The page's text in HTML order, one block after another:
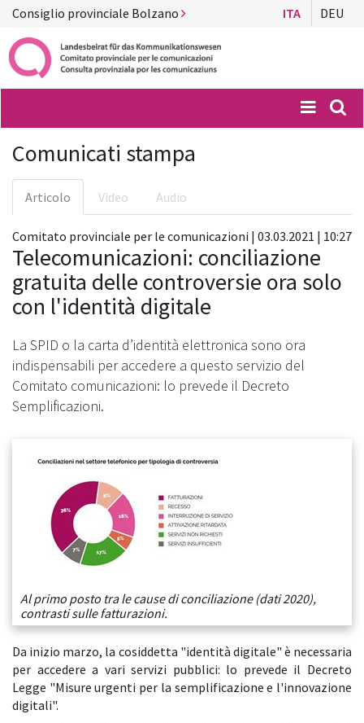
Consiglio provinciale Bolzano ITA DEU
Menü
Comunicati stampa
Articolo Video Audio
Comitato provinciale per le comunicazioni | 03.03.2021 | 10:27
Telecomunicazioni: conciliazione
gratuita delle controversie ora solo
con l'identità digitale
La SPID o la carta d’identità elettronica sono ora
indispensabili per accedere a questo servizio del
Comitato comunicazioni: lo prevede il Decreto
Semplificazioni.
Al primo posto tra le cause di conciliazione (dati 2020),
contrasti sulle fatturazioni.
Da inizio marzo, la cosiddetta "identità digitale" è necessaria
per accedere a vari servizi pubblici: lo prevede il Decreto
Legge "Misure urgenti per la semplificazione e l'innovazione
digitali".